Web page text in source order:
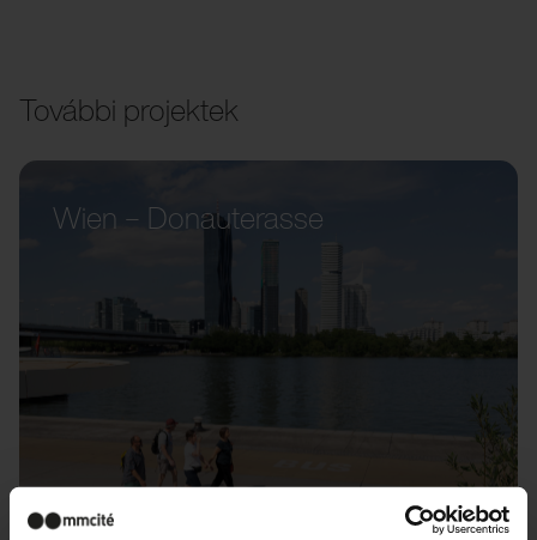
További projektek
Wien – Donauterasse